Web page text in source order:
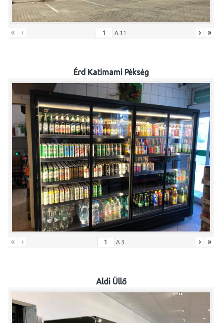
« ‹ A 11 › »
Érd Katimami Pékség
« ‹ A 3 › »
Aldi Üllő